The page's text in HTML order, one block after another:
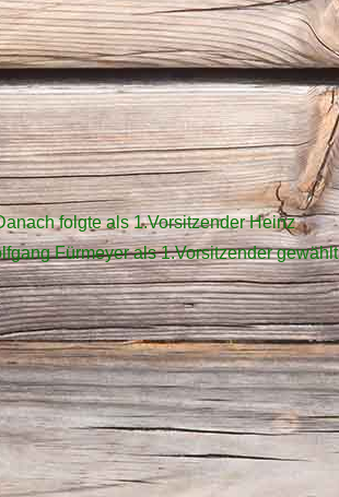
folgte als 1.Vorsitzender Heinz
Fürmeyer als 1.Vorsitzender gewählt